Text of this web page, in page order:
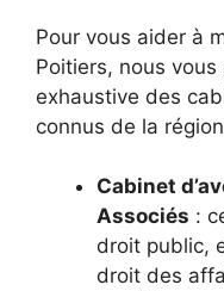
Pour vous aider à
Poitiers, nous
exhaustive des
connus de la
Cabinet
Associés :
droit public,
droit des